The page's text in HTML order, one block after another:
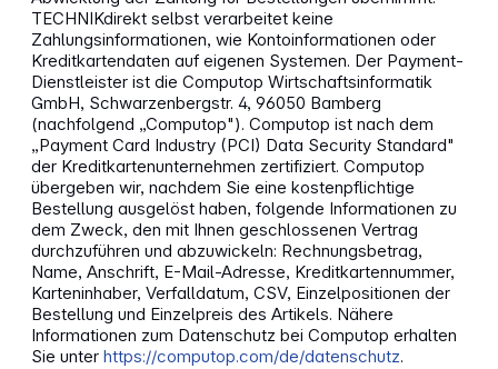
TECHNIKdirekt selbst verarbeitet keine
Zahlungsinformationen, wie Kontoinformationen oder
Kreditkartendaten auf eigenen Systemen. Der Payment-
Dienstleister ist die Computop Wirtschaftsinformatik
GmbH, Schwarzenbergstr. 4, 96050 Bamberg
(nachfolgend „Computop"). Computop ist nach dem
„Payment Card Industry (PCI) Data Security Standard"
der Kreditkartenunternehmen zertifiziert. Computop
übergeben wir, nachdem Sie eine kostenpflichtige
Bestellung ausgelöst haben, folgende Informationen zu
dem Zweck, den mit Ihnen geschlossenen Vertrag
durchzuführen und abzuwickeln: Rechnungsbetrag,
Name, Anschrift, E-Mail-Adresse, Kreditkartennummer,
Karteninhaber, Verfalldatum, CSV, Einzelpositionen der
Bestellung und Einzelpreis des Artikels. Nähere
Informationen zum Datenschutz bei Computop erhalten
Sie unterhttps://computop.com/de/datenschutz.